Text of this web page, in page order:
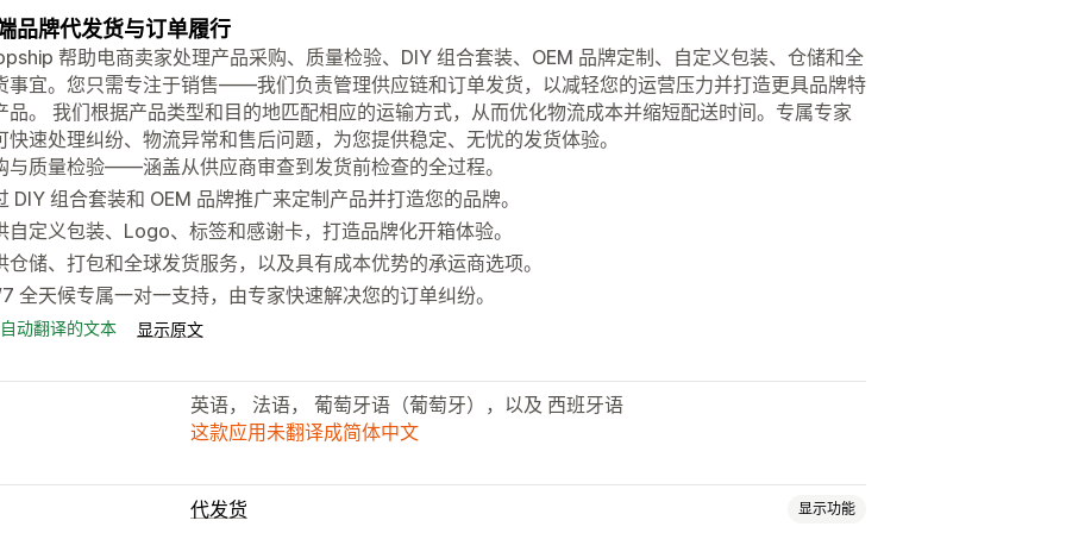
品牌代发货与订单履行
帮助电商卖家处理产品采购、质量检验、DIY 组合套装、OEM 品牌定制、自定义包装、仓储和全
事宜。您只需专注于销售——我们负责管理供应链和订单发货，以减轻您的运营压力并打造更具品牌特
品。 我们根据产品类型和目的地匹配相应的运输方式，从而优化物流成本并缩短配送时间。专属专家
快速处理纠纷、物流异常和售后问题，为您提供稳定、无忧的发货体验。
与质量检验——涵盖从供应商审查到发货前检查的全过程。
DIY 组合套装和 OEM 品牌推广来定制产品并打造您的品牌。
自定义包装、Logo、标签和感谢卡，打造品牌化开箱体验。
仓储、打包和全球发货服务，以及具有成本优势的承运商选项。
全天候专属一对一支持，由专家快速解决您的订单纠纷。
动翻译的文本 显示原文
英语， 法语， 葡萄牙语（葡萄牙），以及 西班牙语
这款应用未翻译成简体中文
代发货 显示功能